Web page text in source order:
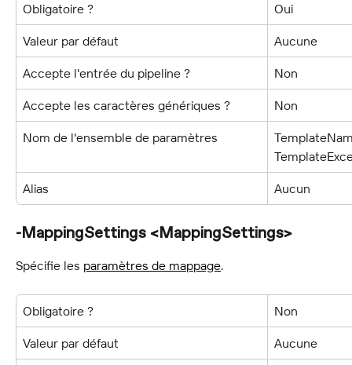
Obligatoire ? Oui
Valeur par défaut Aucune
Accepte l'entrée du pipeline ? Non
Accepte les caractères génériques ? Non
Nom de l'ensemble de paramètres
Alias Aucun
-MappingSettings <MappingSettings>
Spécifie les paramètres de mappage.
Obligatoire ? Non
Valeur par défaut Aucune